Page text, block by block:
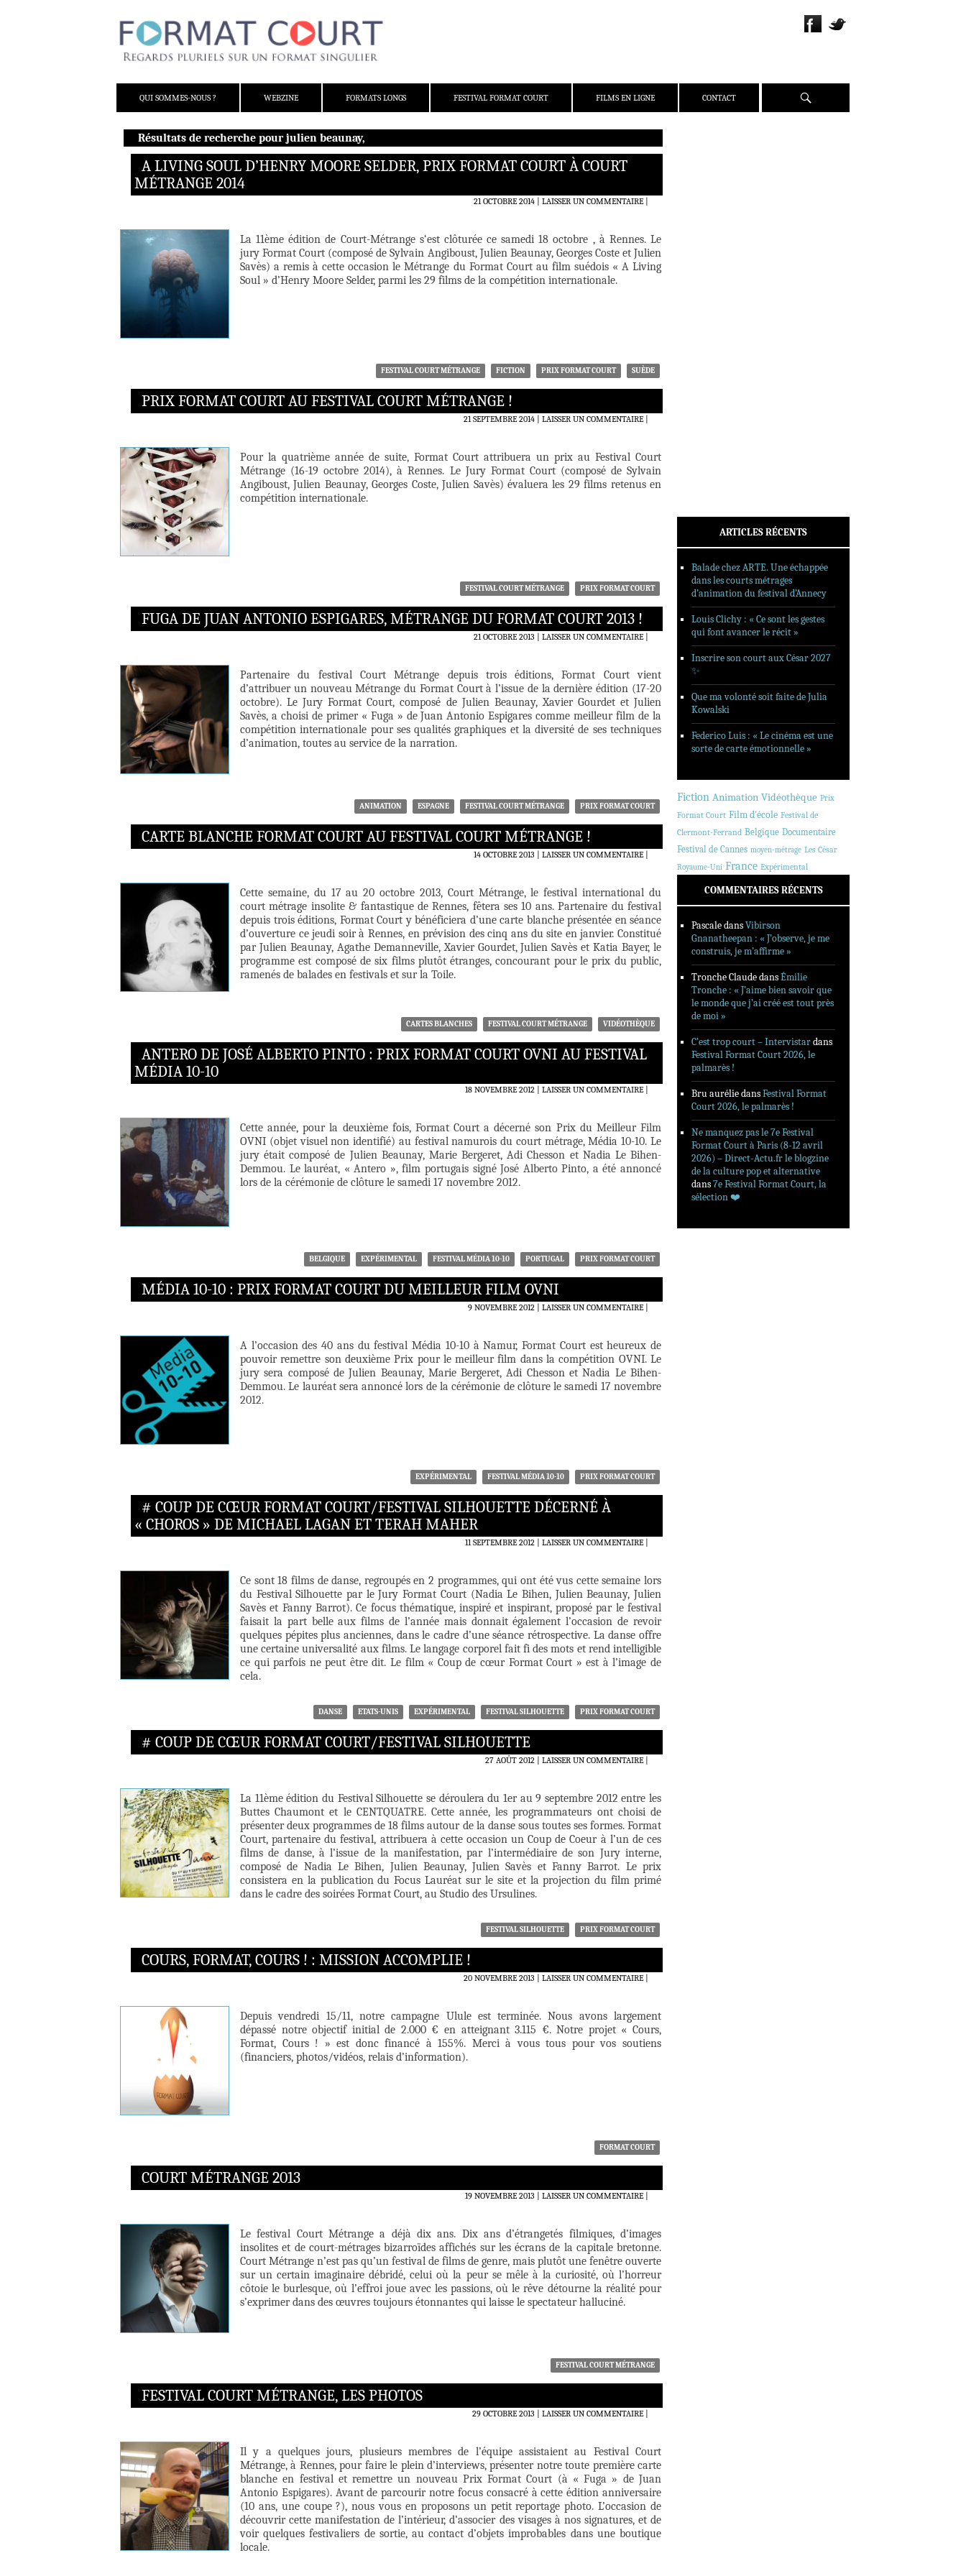
QUI SOMMES-NOUS ?
WEBZINE FORMATS LONGS FESTIVAL FORMAT COURT FILMS EN LIGNE CONTACT Recherche
Résultats de recherche pour julien beaunay,
A LIVING SOUL D’HENRY MOORE SELDER, PRIX FORMAT COURT À COURT
MÉTRANGE 2014
21 OCTOBRE 2014 LAISSER UN COMMENTAIRE|
La 11ème édition de Court-Métrange s‘est clôturée ce samedi 18 octobre , à Rennes. Le
jury Format Court (composé de Sylvain Angiboust, Julien Beaunay, Georges Coste et Julien
Savès) a remis à cette occasion le Métrange du Format Court au film suédois « A Living
Soul » d’Henry Moore Selder, parmi les 29 films de la compétition internationale.
FESTIVAL COURT MÉTRANGE FICTION PRIX FORMAT COURT SUÈDE
PRIX FORMAT COURT AU FESTIVAL COURT MÉTRANGE !
21 SEPTEMBRE 2014 LAISSER UN COMMENTAIRE|
Pour la quatrième année de suite, Format Court attribuera un prix au Festival Court
Métrange (16-19 octobre 2014), à Rennes. Le Jury Format Court (composé de Sylvain
Angiboust, Julien Beaunay, Georges Coste, Julien Savès) évaluera les 29 films retenus en
compétition internationale.
FESTIVAL COURT MÉTRANGE PRIX FORMAT COURT
FUGA DE JUAN ANTONIO ESPIGARES, MÉTRANGE DU FORMAT COURT 2013 !
21 OCTOBRE 2013 LAISSER UN COMMENTAIRE|
Partenaire du festival Court Métrange depuis trois éditions, Format Court vient
d’attribuer un nouveau Métrange du Format Court à l’issue de la dernière édition (17-20
octobre). Le Jury Format Court, composé de Julien Beaunay, Xavier Gourdet et Julien
Savès, a choisi de primer « Fuga » de Juan Antonio Espigares comme meilleur film de la
compétition internationale pour ses qualités graphiques et la diversité de ses techniques
d’animation, toutes au service de la narration.
ANIMATION ESPAGNE FESTIVAL COURT MÉTRANGE PRIX FORMAT COURT
CARTE BLANCHE FORMAT COURT AU FESTIVAL COURT MÉTRANGE !
14 OCTOBRE 2013 LAISSER UN COMMENTAIRE|
Cette semaine, du 17 au 20 octobre 2013, Court Métrange, le festival international du
court métrage insolite & fantastique de Rennes, fêtera ses 10 ans. Partenaire du festival
depuis trois éditions, Format Court y bénéficiera d’une carte blanche présentée en séance
d’ouverture ce jeudi soir à Rennes, en prévision des cinq ans du site en janvier. Constitué
par Julien Beaunay, Agathe Demanneville, Xavier Gourdet, Julien Savès et Katia Bayer, le
programme est composé de six films plutôt étranges, concourant pour le prix du public,
ramenés de balades en festivals et sur la Toile.
CARTES BLANCHES FESTIVAL COURT MÉTRANGE VIDÉOTHÈQUE
ANTERO DE JOSÉ ALBERTO PINTO : PRIX FORMAT COURT OVNI AU FESTIVAL
MÉDIA 10-10
18 NOVEMBRE 2012 LAISSER UN COMMENTAIRE|
Cette année, pour la deuxième fois, Format Court a décerné son Prix du Meilleur Film
OVNI (objet visuel non identifié) au festival namurois du court métrage, Média 10-10. Le
jury était composé de Julien Beaunay, Marie Bergeret, Adi Chesson et Nadia Le Bihen-
Demmou. Le lauréat, « Antero », film portugais signé José Alberto Pinto, a été annoncé
lors de la cérémonie de clôture le samedi 17 novembre 2012.
BELGIQUE EXPÉRIMENTAL FESTIVAL MÉDIA 10-10 PORTUGAL PRIX FORMAT COURT
MÉDIA 10-10 : PRIX FORMAT COURT DU MEILLEUR FILM OVNI
9 NOVEMBRE 2012 LAISSER UN COMMENTAIRE|
A l’occasion des 40 ans du festival Média 10-10 à Namur, Format Court est heureux de
pouvoir remettre son deuxième Prix pour le meilleur film dans la compétition OVNI. Le
jury sera composé de Julien Beaunay, Marie Bergeret, Adi Chesson et Nadia Le Bihen-
Demmou. Le lauréat sera annoncé lors de la cérémonie de clôture le samedi 17 novembre
2012.
EXPÉRIMENTAL FESTIVAL MÉDIA 10-10 PRIX FORMAT COURT
# COUP DE CŒUR FORMAT COURT/FESTIVAL SILHOUETTE DÉCERNÉ À
« CHOROS » DE MICHAEL LAGAN ET TERAH MAHER
11 SEPTEMBRE 2012 LAISSER UN COMMENTAIRE|
Ce sont 18 films de danse, regroupés en 2 programmes, qui ont été vus cette semaine lors
du Festival Silhouette par le Jury Format Court (Nadia Le Bihen, Julien Beaunay, Julien
Savès et Fanny Barrot). Ce focus thématique, inspiré et inspirant, proposé par le festival
faisait la part belle aux films de l’année mais donnait également l’occasion de revoir
quelques pépites plus anciennes, dans le cadre d’une séance rétrospective. La danse offre
une certaine universalité aux films. Le langage corporel fait fi des mots et rend intelligible
ce qui parfois ne peut être dit. Le film « Coup de cœur Format Court » est à l’image de
cela.
DANSE ETATS-UNIS EXPÉRIMENTAL FESTIVAL SILHOUETTE PRIX FORMAT COURT
# COUP DE CŒUR FORMAT COURT/FESTIVAL SILHOUETTE
27 AOÛT 2012 LAISSER UN COMMENTAIRE|
La 11ème édition du Festival Silhouette se déroulera du 1er au 9 septembre 2012 entre les
Buttes Chaumont et le CENTQUATRE. Cette année, les programmateurs ont choisi de
présenter deux programmes de 18 films autour de la danse sous toutes ses formes. Format
Court, partenaire du festival, attribuera à cette occasion un Coup de Coeur à l’un de ces
films de danse, à l’issue de la manifestation, par l’intermédiaire de son Jury interne,
composé de Nadia Le Bihen, Julien Beaunay, Julien Savès et Fanny Barrot. Le prix
consistera en la publication du Focus Lauréat sur le site et la projection du film primé
dans le cadre des soirées Format Court, au Studio des Ursulines.
FESTIVAL SILHOUETTE PRIX FORMAT COURT
COURS, FORMAT, COURS ! : MISSION ACCOMPLIE !
20 NOVEMBRE 2013 LAISSER UN COMMENTAIRE|
Depuis vendredi 15/11, notre campagne Ulule est terminée. Nous avons largement
dépassé notre objectif initial de 2.000 € en atteignant 3.115 €. Notre projet « Cours,
Format, Cours ! » est donc financé à 155%. Merci à vous tous pour vos soutiens
(financiers, photos/vidéos, relais d’information).
FORMAT COURT
COURT MÉTRANGE 2013
19 NOVEMBRE 2013 LAISSER UN COMMENTAIRE|
Le festival Court Métrange a déjà dix ans. Dix ans d’étrangetés filmiques, d’images
insolites et de court-métrages bizarroïdes affichés sur les écrans de la capitale bretonne.
Court Métrange n’est pas qu’un festival de films de genre, mais plutôt une fenêtre ouverte
sur un certain imaginaire débridé, celui où la peur se mêle à la curiosité, où l’horreur
côtoie le burlesque, où l’effroi joue avec les passions, où le rêve détourne la réalité pour
s’exprimer dans des œuvres toujours étonnantes qui laisse le spectateur halluciné.
FESTIVAL COURT MÉTRANGE
FESTIVAL COURT MÉTRANGE, LES PHOTOS
29 OCTOBRE 2013 LAISSER UN COMMENTAIRE|
Il y a quelques jours, plusieurs membres de l’équipe assistaient au Festival Court
Métrange, à Rennes, pour faire le plein d’interviews, présenter notre toute première carte
blanche en festival et remettre un nouveau Prix Format Court (à « Fuga » de Juan
Antonio Espigares). Avant de parcourir notre focus consacré à cette édition anniversaire
(10 ans, une coupe ?), nous vous en proposons un petit reportage photo. L’occasion de
découvrir cette manifestation de l’intérieur, d’associer des visages à nos signatures, et de
voir quelques festivaliers de sortie, au contact d’objets improbables dans une boutique
locale.
ARTICLES RÉCENTS
Balade chez ARTE. Une échappée
dans les courts métrages
d’animation du festival d’Annecy
Louis Clichy : « Ce sont les gestes
qui font avancer le récit »
Inscrire son court aux César 2027
✨
Que ma volonté soit faite de Julia
Kowalski
Federico Luis : « Le cinéma est une
sorte de carte émotionnelle »
Fiction Animation Vidéothèque Prix
Format Court Film d'école Festival de
Clermont-Ferrand Belgique Documentaire
Festival de Cannes moyen-métrage Les César
Royaume-Uni France Expérimental
COMMENTAIRES RÉCENTS
PascaledansVibirson
Gnanatheepan : « J’observe, je me
construis, je m’affirme »
Tronche ClaudedansÉmilie
Tronche : « J’aime bien savoir que
le monde que j’ai créé est tout près
de moi »
C’est trop court – Intervistardans
Festival Format Court 2026, le
palmarès !
Bru auréliedansFestival Format
Court 2026, le palmarès !
Ne manquez pas le 7e Festival
Format Court à Paris (8-12 avril
2026) – Direct-Actu.fr le blogzine
de la culture pop et alternative
dans7e Festival Format Court, la
sélection ❤️‍